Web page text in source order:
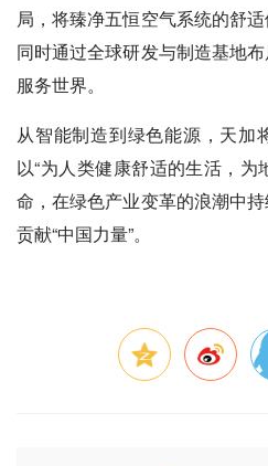
局，将臻净五恒空气系统的舒
同时通过全球研发与制造基地
服务世界。
从智能制造到绿色能源，天加
以“为人类健康舒适的生活，
命，在绿色产业变革的浪潮中
贡献“中国力量”。